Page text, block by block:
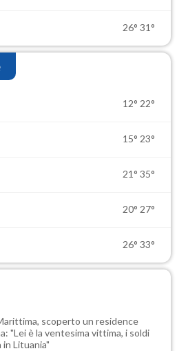
26° 31°
12° 22°
15° 23°
21° 35°
20° 27°
26° 33°
scoperto un residence
"Lei è la ventesima vittima, i soldi
in Lituania"